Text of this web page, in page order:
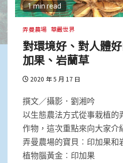
1 min read
弄曼農場 華嚴世界
對環境好、對人體
加果、岩蘭草
2020 年 5 月 17 日
撰文／攝影．劉湘吟
以生態農法方式從事栽植的
作物，這次重點來向大家介
弄曼農場的寶貝︰印加果和
植物腦黃金︰印加果